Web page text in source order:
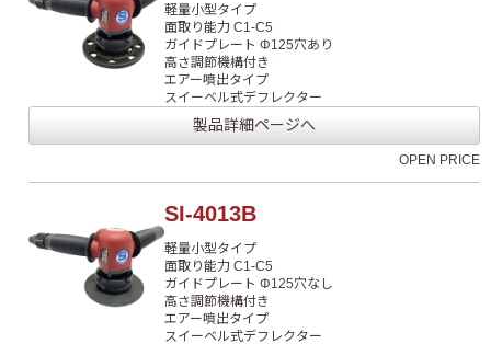
軽量小型タイプ
面取り能力 C1-C5
ガイドプレート Φ125穴あり
高さ調節機構付き
エアー噴出タイプ
スイーベル式デフレクター
製品詳細ページへ
OPEN PRICE
SI-4013B
軽量小型タイプ
面取り能力 C1-C5
ガイドプレート Φ125穴なし
高さ調節機構付き
エアー噴出タイプ
スイーベル式デフレクター